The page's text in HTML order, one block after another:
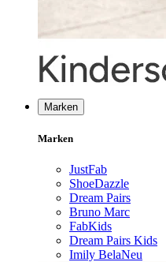
Marken
Marken
JustFab
ShoeDazzle
Dream Pairs
Bruno Marc
FabKids
Dream Pairs Kids
Imily BelaNeu